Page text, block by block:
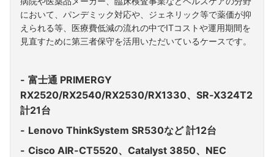
において、パンデミック対応や、ジェネリック等で薬価が抑
えられる等、医療費低減の流れの中でITコストや運用期間を
見直すために第三者保守を活用いただいているケースです。
富士通 PRIMERGY
RX2520/RX2540/RX2530/RX1330、SR-X324T2
計21台
Lenovo ThinkSystem SR530など 計12台
Cisco AIR-CT5520、Catalyst 3850、NEC